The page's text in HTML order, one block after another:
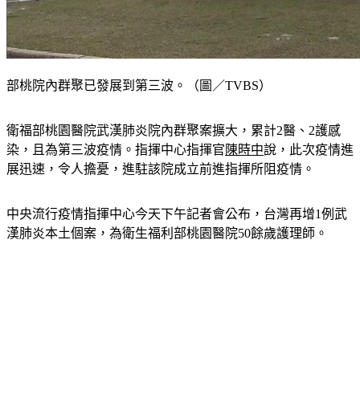
部桃院內群聚已發展到第三波。（圖／TVBS）
衛福部桃園醫院武漢肺炎院內群聚案擴大，累計2醫、2護感
染，且為第三波疫情。指揮中心指揮官 陳時中說，此次疫情進
展迅速，令人擔憂，進駐該院成立前進指揮所阻疫情。
中央流行疫情指揮中心今天下午記者會公布，台灣再增1例武
漢肺炎本土個案，為衛生福利部桃園醫院50餘歲護理師。